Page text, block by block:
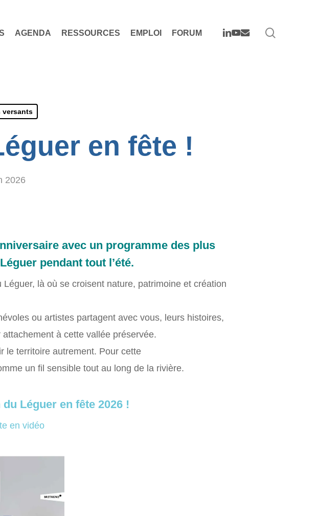
AGENDA RESSOURCES EMPLOI FORUM LINKEDIN
YOUTUBE
EMAIL
versants
en fête !
2026
avec un programme des plus
pendant tout l’été.
là où se croisent nature, patrimoine et création
ou artistes partagent avec vous, leurs histoires,
à cette vallée préservée.
le territoire autrement. Pour cette
un fil sensible tout au long de la rivière.
Léguer en fête 2026 !
en vidéo